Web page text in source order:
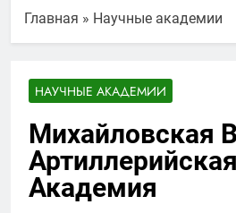
Главная » Научные академии
НАУЧНЫЕ АКАДЕМИИ
Михайловская
Артиллерийская
Академия